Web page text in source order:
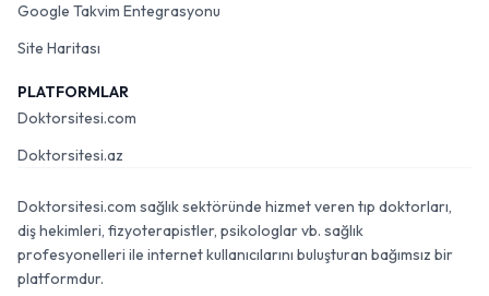
Google Takvim Entegrasyonu
Site Haritası
PLATFORMLAR
Doktorsitesi.com
Doktorsitesi.az
Doktorsitesi.com sağlık sektöründe hizmet veren tıp doktorları,
diş hekimleri, fizyoterapistler, psikologlar vb. sağlık
profesyonelleri ile internet kullanıcılarını buluşturan bağımsız bir
platformdur.